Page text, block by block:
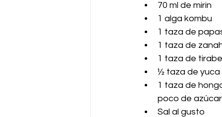
70 ml de mirin
1 alga kombu
1 taza de
1 taza de
1 taza de
½ taza de yuca
1 taza de
poco de
Sal al gusto